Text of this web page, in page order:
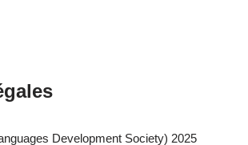
Development Society) 2025